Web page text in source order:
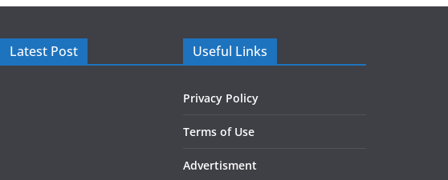
Latest Post Useful Links
Privacy Policy
Terms of Use
Advertisment